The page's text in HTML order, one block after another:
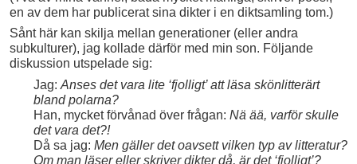
en av dem har publicerat sina dikter i en diktsamling tom.)
Sånt här kan skilja mellan generationer (eller andra
subkulturer), jag kollade därför med min son. Följande
diskussion utspelade sig:
Jag:Anses det vara lite ‘fjolligt’ att läsa skönlitterärt
bland polarna?
Han, mycket förvånad över frågan: Nä ää, varför skulle
det vara det?!
Då sa jag: Men gäller det oavsett vilken typ av litteratur?
Om man läser eller skriver dikter då, är det ‘fjolligt’?